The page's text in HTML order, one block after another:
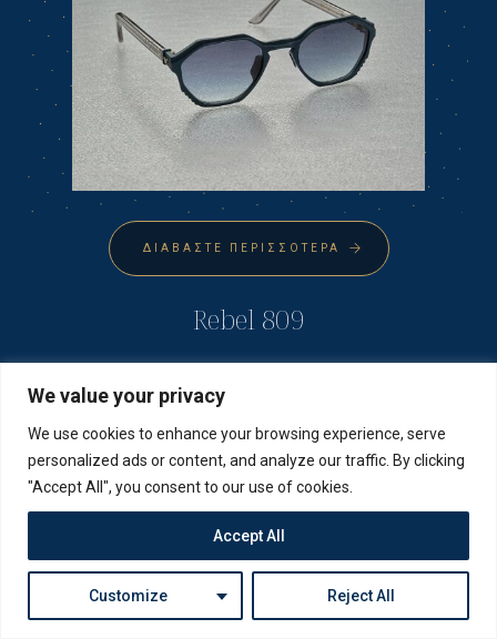
We value your privacy
We use cookies to enhance your browsing experience, serve
personalized ads or content, and analyze our traffic. By clicking
"Accept All", you consent to our use of cookies.
Customize Reject All
Accept All
ΔΙΑΒΆΣΤΕ ΠΕΡΙΣΣΌΤΕΡΑ
Rebel 809